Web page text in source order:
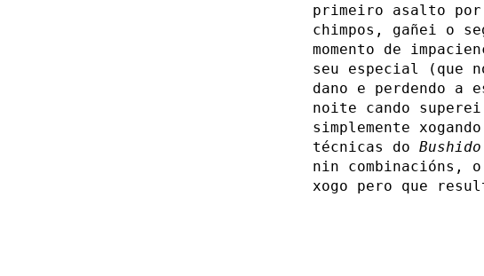
primeiro asalto por
chimpos, gañei o
momento de
seu especial (que
dano e perdendo a
noite cando
simplemente
técnicas do
nin combinacións,
xogo pero que